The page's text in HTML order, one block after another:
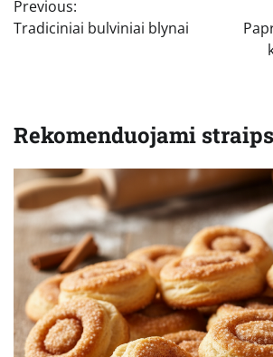
tarp
Previous:
Tradiciniai bulviniai blynai
Rekomenduojami